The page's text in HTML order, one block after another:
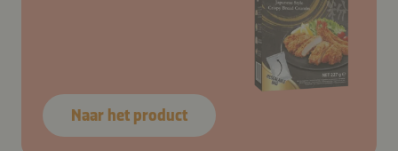
Naar het product